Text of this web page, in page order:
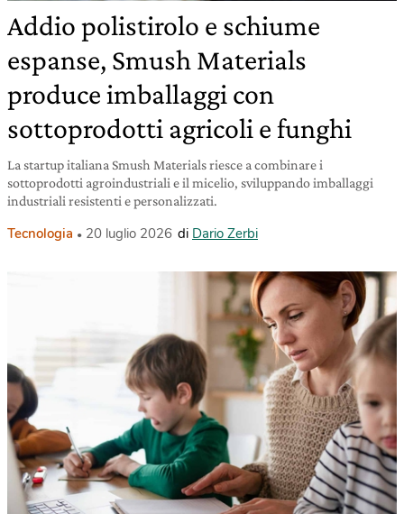
Addio polistirolo e schiume
espanse, Smush Materials
produce imballaggi con
sottoprodotti agricoli e funghi
La startup italiana Smush Materials riesce a combinare i
sottoprodotti agroindustriali e il micelio, sviluppando imballaggi
industriali resistenti e personalizzati.
Tecnologia 20 luglio 2026 di Dario Zerbi